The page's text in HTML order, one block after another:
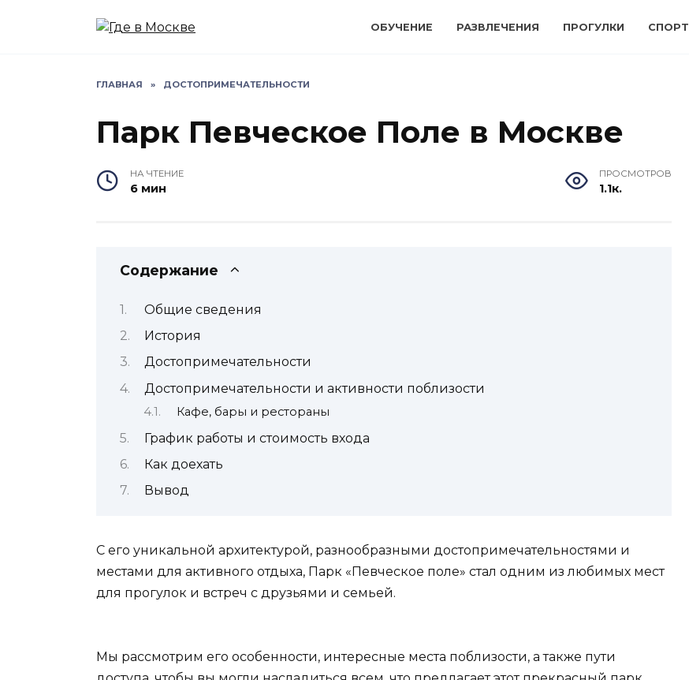
ОБУЧЕНИЕ РАЗВЛЕЧЕНИЯ ПРОГУЛКИ СПОРТ
ГЛАВНАЯ » ДОСТОПРИМЕЧАТЕЛЬНОСТИ
Парк Певческое Поле в Москве
НА ЧТЕНИЕ
6 мин
ПРОСМОТРОВ
1.1к.
Содержание
Общие сведения
История
Достопримечательности
Достопримечательности и активности поблизости
Кафе, бары и рестораны
График работы и стоимость входа
Как доехать
Вывод
С его уникальной архитектурой, разнообразными достопримечательностями и
местами для активного отдыха, Парк «Певческое поле» стал одним из любимых мест
для прогулок и встреч с друзьями и семьей.
Мы рассмотрим его особенности, интересные места поблизости, а также пути